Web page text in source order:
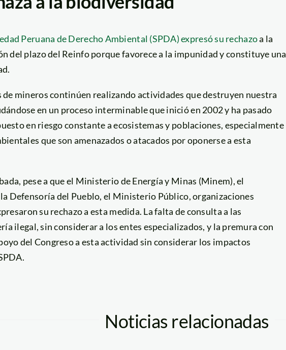
Peruana de Derecho Ambiental (SPDA) expresó su rechazoa la
del plazo del Reinfo porque favorece a la impunidad y constituye una
mineros continúen realizando actividades que destruyen nuestra
en un proceso interminable que inició en 2002 y ha pasado
en riesgo constante a ecosistemas y poblaciones, especialmente
que son amenazados o atacados por oponerse a esta
pese a que el Ministerio de Energía y Minas (Minem), el
Defensoría del Pueblo, el Ministerio Público, organizaciones
su rechazo a esta medida. La falta de consulta a las
ilegal, sin considerar a los entes especializados, y la premura con
del Congreso a esta actividad sin considerar los impactos
Noticias relacionadas